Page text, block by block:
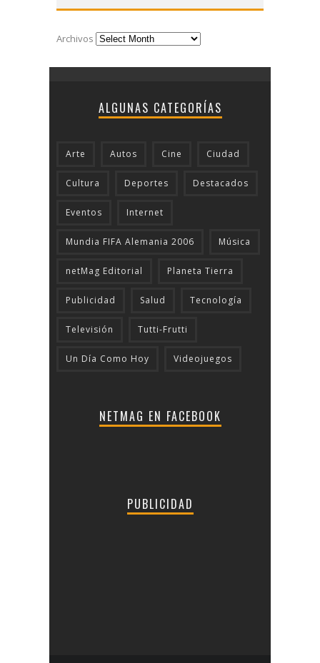
Archivos
ALGUNAS CATEGORÍAS
Arte Autos Cine Ciudad
Cultura Deportes Destacados
Eventos Internet
Mundia FIFA Alemania 2006 Música
netMag Editorial Planeta Tierra
Publicidad Salud Tecnologí­a
Televisión Tutti-Frutti
Un Día Como Hoy Videojuegos
NETMAG EN FACEBOOK
PUBLICIDAD